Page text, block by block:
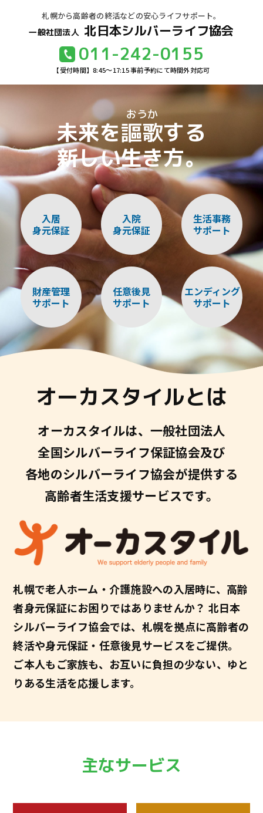
札幌から高齢者の終活などの安心ライフサポート。
一般社団法人 北日本シルバーライフ協会
011-242-0155
【受付時間】8:45～17:15 事前予約にて時間外対応可
未来を謳歌する
新しい生き方。
入居
身元保証
入院
身元保証
生活事務
サポート
財産管理
サポート
任意後見
サポート
エンディング
サポート
オーカスタイルとは
オーカスタイルは、 一般社団法人
全国シルバーライフ保証協会及び
各地のシルバーライフ協会が提供する
高齢者生活支援サービスです。
札幌で老人ホーム・介護施設への入居時に、高齢
者身元保証にお困りではありませんか？ 北日本
シルバーライフ協会では、札幌を拠点に高齢者の
終活や身元保証・任意後見サービスをご提供。
ご本人もご家族も、お互いに負担の少ない、ゆと
りある生活を応援します。
主なサービス